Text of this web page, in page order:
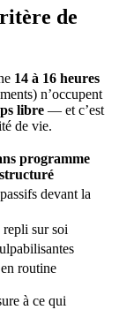
de
14 à 16 heures
n’occupent
libre — et c’est
de vie.
programme
structuré
devant la
sur soi
routine
à ce qui